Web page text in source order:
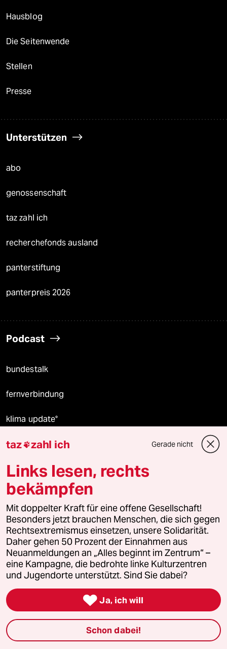
Hausblog
Die Seitenwende
Stellen
Presse
Unterstützen
abo
genossenschaft
taz zahl ich
recherchefonds ausland
panterstiftung
panterpreis 2026
Podcast
bundestalk
fernverbindung
klima update°
Mauerecho
Freie Rede
reingehen
Newsletter
team zukunft
taz frisch
taz zahl ich
taz zahl ich Gerade nicht
Links lesen, rechts
bekämpfen
Mit doppelter Kraft für eine offene Gesellschaft!
Besonders jetzt brauchen Menschen, die sich gegen
Rechtsextremismus einsetzen, unsere Solidarität.
Daher gehen 50 Prozent der Einnahmen aus
Neuanmeldungen an „Alles beginnt im Zentrum“ –
eine Kampagne, die bedrohte linke Kulturzentren
und Jugendorte unterstützt. Sind Sie dabei?
 Ja, ich will
Schon dabei!